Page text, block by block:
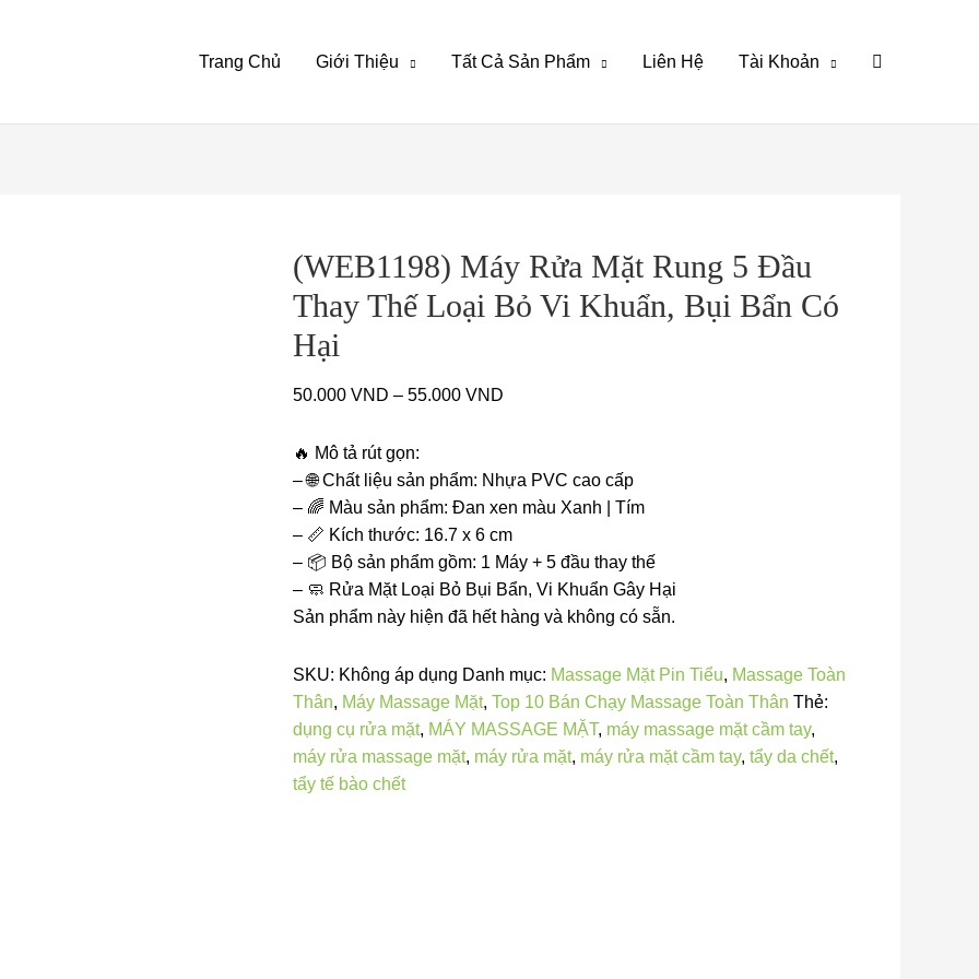
Trang Chủ Giới Thiệu Tất Cả Sản Phẩm Liên Hệ Tài Khoản
(WEB1198) Máy Rửa Mặt Rung 5 Đầu
Thay Thế Loại Bỏ Vi Khuẩn, Bụi Bẩn Có
Hại
50.000 VND – 55.000 VND
từ
50.000 VND
đến
🔥 Mô tả rút gọn:
–🌐Chất liệu sản phẩm: Nhựa PVC cao cấp
–🌈 Màu sản phẩm: Đan xen màu Xanh | Tím
–📏 Kích thước: 16.7 x 6 cm
–📦 Bộ sản phẩm gồm: 1 Máy + 5 đầu thay thế
– 🧼 Rửa Mặt Loại Bỏ Bụi Bẩn, Vi Khuẩn Gây Hại
Sản phẩm này hiện đã hết hàng và không có sẵn.
SKU: Không áp dụng Danh mục:Massage Mặt Pin Tiểu,Massage Toàn
Thân, Máy Massage Mặt, Top 10 Bán Chạy Massage Toàn Thân Thẻ:
dụng cụ rửa mặt, MÁY MASSAGE MẶT,máy massage mặt cầm tay,máy
rửa massage mặt, máy rửa mặt, máy rửa mặt cầm tay,tẩy da chết, tẩy tế
bào chết